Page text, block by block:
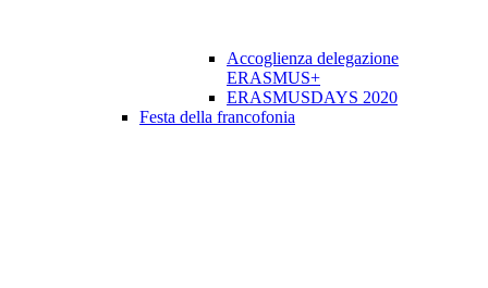
Accoglienza delegazione
ERASMUS+
ERASMUSDAYS 2020
Festa della francofonia